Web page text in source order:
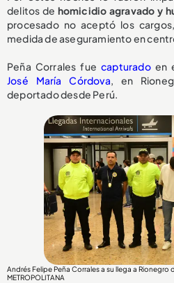
delitos de homicidio agravado y
procesado no aceptó los
medida de aseguramiento en
Peña Corrales fue capturadoen
José María Córdova, en
deportado desde Perú.
Andrés Felipe Peña Corrales a su llega a Rionegro
METROPOLITANA